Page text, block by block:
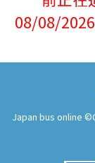
08/08/
Japan bus online